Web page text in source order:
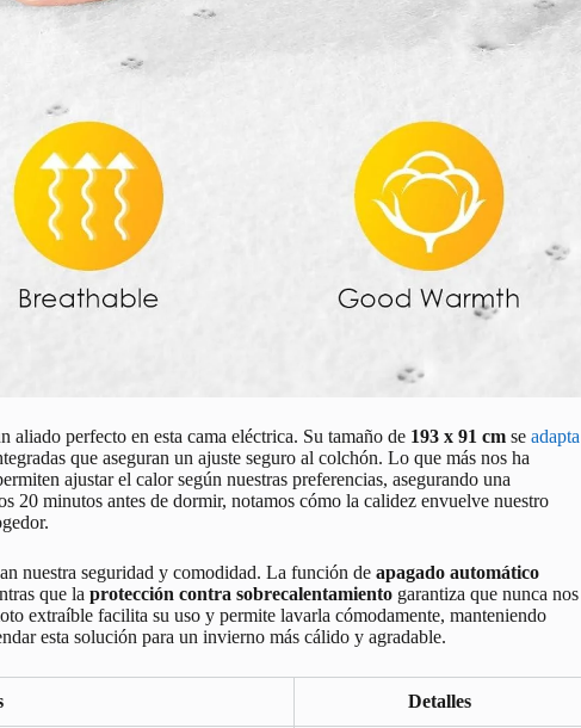
aliado perfecto en esta cama eléctrica. Su tamaño de 193 x 91 cm se adapta
que aseguran un ajuste seguro al colchón. Lo que más nos ha
ajustar el calor según nuestras preferencias, asegurando una
20 minutos antes de dormir, notamos cómo la calidez envuelve nuestro
nuestra seguridad y comodidad. La función de apagado automático
que la protección contra sobrecalentamiento garantiza que nunca nos
extraíble facilita su uso y permite lavarla cómodamente, manteniendo
esta solución para un invierno más cálido y agradable.
Detalles